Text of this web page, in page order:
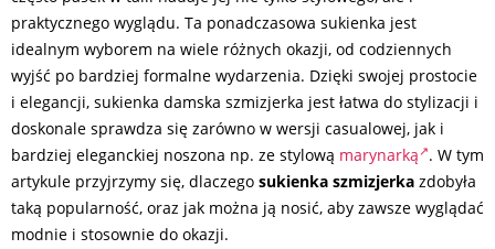
praktycznego wyglądu. Ta ponadczasowa sukienka jest
idealnym wyborem na wiele różnych okazji, od codziennych
wyjść po bardziej formalne wydarzenia. Dzięki swojej prostocie
i elegancji, sukienka damska szmizjerka jest łatwa do stylizacji i
doskonale sprawdza się zarówno w wersji casualowej, jak i
bardziej eleganckiej noszona np. ze stylową marynarką . W tym
artykule przyjrzymy się, dlaczego sukienka szmizjerka zdobyła
taką popularność, oraz jak można ją nosić, aby zawsze wyglądać
modnie i stosownie do okazji.